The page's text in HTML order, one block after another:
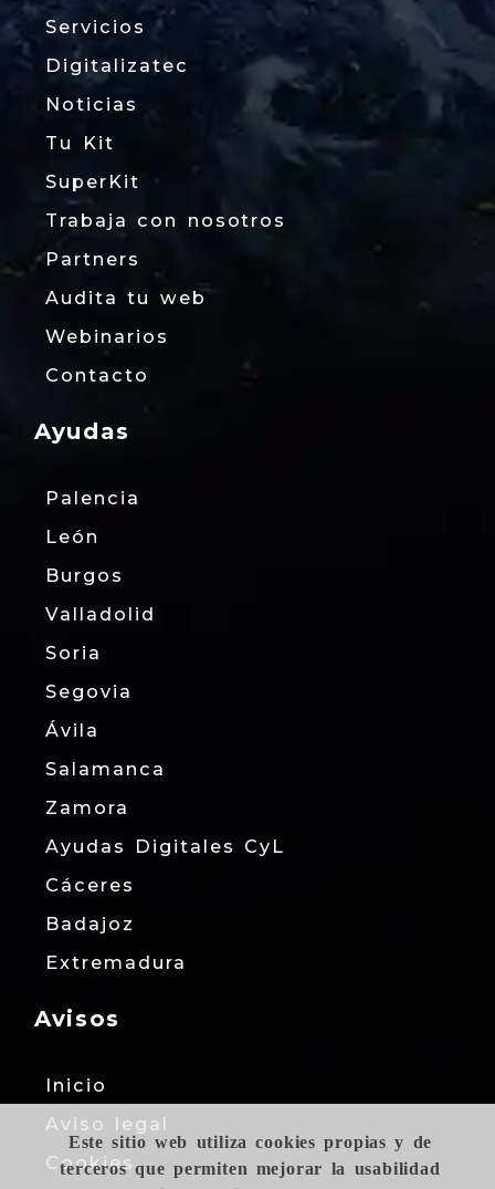
Este sitio web utiliza cookies propias y de
terceros que permiten mejorar la usabilidad
Servicios
Digitalizatec
Noticias
Tu Kit
SuperKit
Trabaja con nosotros
Partners
Audita tu web
Webinarios
Contacto
Ayudas
Palencia
León
Burgos
Valladolid
Soria
Segovia
Ávila
Salamanca
Zamora
Ayudas Digitales CyL
Cáceres
Badajoz
Extremadura
Avisos
Inicio
Aviso legal
Cookies